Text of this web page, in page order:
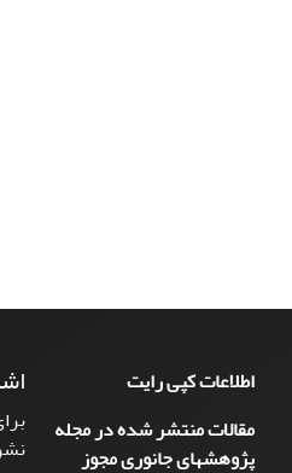
اطلاعات کپی رایت
مقالات منتشر شده در مجله
پژوهشهای جانوری مجوز